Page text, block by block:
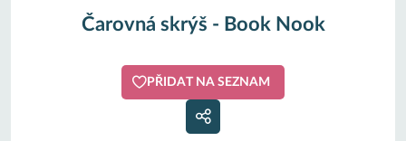
Čarovná skrýš - Book Nook
PŘIDAT NA SEZNAM